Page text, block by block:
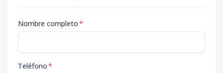
Nombre completo*
Teléfono*